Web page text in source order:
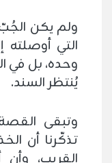
ولم يكن
التي أوصلته
وحده، بل في
يُنتظر السند.
وتبقى
تذكّرنا أن